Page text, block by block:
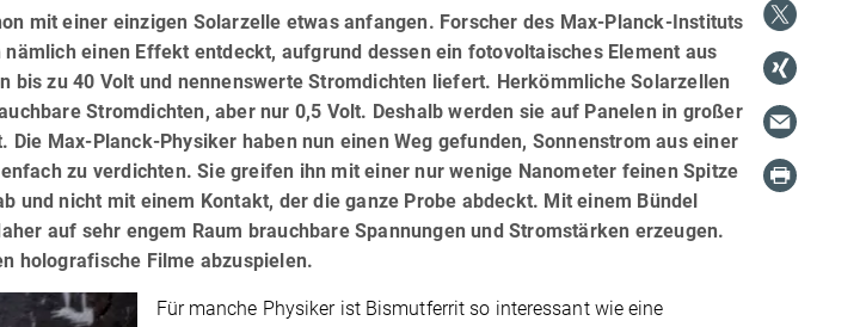
mit einer einzigen Solarzelle etwas anfangen. Forscher des Max-Planck-Instituts
einen Effekt entdeckt, aufgrund dessen ein fotovoltaisches Element aus
bis zu 40 Volt und nennenswerte Stromdichten liefert. Herkömmliche Solarzellen
Stromdichten, aber nur 0,5 Volt. Deshalb werden sie auf Panelen in großer
Die Max-Planck-Physiker haben nun einen Weg gefunden, Sonnenstrom aus einer
zu verdichten. Sie greifen ihn mit einer nur wenige Nanometer feinen Spitze
und nicht mit einem Kontakt, der die ganze Probe abdeckt. Mit einem Bündel
auf sehr engem Raum brauchbare Spannungen und Stromstärken erzeugen.
holografische Filme abzuspielen.
Für manche Physiker ist Bismutferrit so interessant wie eine